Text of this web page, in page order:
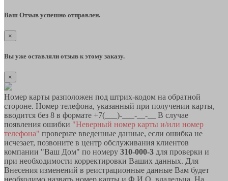
Ваш Отзыв успешно отправлен.
×
Вы уже оставляли отзыв к этому заказу.
×
Номер карты разположен под штрих-кодом на обратной
стороне. Номер телефона, указанный при получении карты,
вводится без 8 в формате +7(___)-___-__-__ В случае
появления ошибки "Неверный номер карты и/или номер
телефона" проверьте введенные данные, если ошибка не
исчезает, позвоните в центр обслуживания клиентов
компании "Ваш Дом" по номеру 310-000-3 для проверки и
при необходимости корректировки Ваших данных. Для
Внесения изменений в реистрационные данные Вам будет